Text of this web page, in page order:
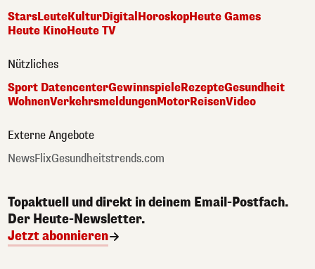
StarsLeuteKulturDigitalHoroskopHeute Games
Heute KinoHeute TV
Nützliches
Sport DatencenterGewinnspieleRezepteGesundheit
WohnenVerkehrsmeldungenMotorReisenVideo
Externe Angebote
NewsFlixGesundheitstrends.com
Topaktuell und direkt in deinem Email-Postfach.
Der Heute-Newsletter.
Jetzt abonnieren